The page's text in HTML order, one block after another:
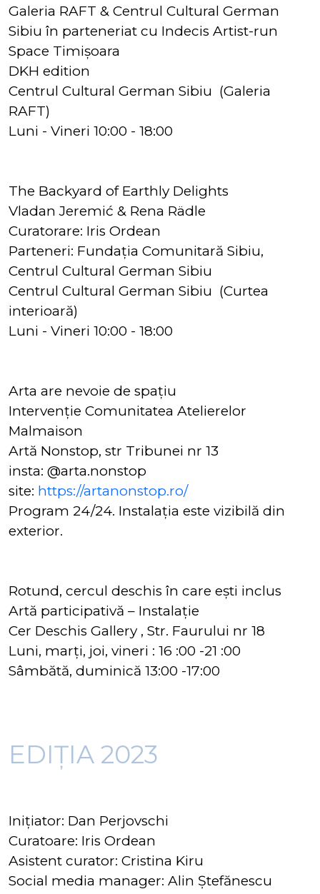
Galeria RAFT & Centrul Cultural German
Sibiu în parteneriat cu Indecis Artist-run
Space Timișoara
DKH edition
Centrul Cultural German Sibiu (Galeria
RAFT)
Luni - Vineri 10:00 - 18:00
The Backyard of Earthly Delights
Vladan Jeremić & Rena Rädle
Curatorare: Iris Ordean
Parteneri: Fundația Comunitară Sibiu,
Centrul Cultural German Sibiu
Centrul Cultural German Sibiu (Curtea
interioară)
Luni - Vineri 10:00 - 18:00
Arta are nevoie de spațiu
Intervenție Comunitatea Atelierelor
Malmaison
Artă Nonstop, str Tribunei nr 13
insta: @arta.nonstop
site: https://artanonstop.ro/
Program 24/24. Instalația este vizibilă din
exterior.
Rotund, cercul deschis în care ești inclus
Artă participativă – Instalație
Cer Deschis Gallery , Str. Faurului nr 18
Luni, marți, joi, vineri : 16 :00 -21 :00
Sâmbătă, duminică 13:00 -17:00
EDIȚIA 2023
Inițiator: Dan Perjovschi
Curatoare: Iris Ordean
Asistent curator: Cristina Kiru
Social media manager: Alin Ștefănescu